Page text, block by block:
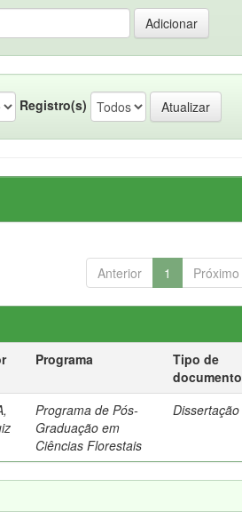
Registro(s)
Anterior 1 Próximo
Programa
Tipo de
documento
Programa de Pós-
Graduação em
Ciências Florestais
Dissertação